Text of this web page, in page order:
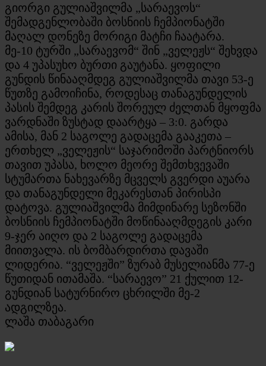
გიორგი გულიაშვილმა „სარაევოს“
შემადგენლობაში ბოსნიის ჩემპიონატში
მაღალ დონეზე მორიგი მატჩი ჩაატარა.
მე-10 ტურში „სარაევომ“ შინ „ველეჟს“ შეხვდა
და 4 უპასუხო ბურთი გაუტანა. ყოფილი
გუნდის წინააღმდეგ გულიაშვილმა თავი 53-ე
წუთზე გამოიჩინა, როდესაც თანაგუნდელის
პასის შემდეგ კარის შორეულ ძელთან მყოფმა
ვარდნაში ზუსტად დაარტყა – 3:0. გარდა
ამისა, მან 2 საგოლე გადაცემა გააკეთა –
ერთხელ „ველეჟის“ საჯარიმოში პარტნიორს
თავით უპასა, ხოლო მეორე შემთხვევაში
სტუმართა ნახევარზე მცველს გვერდი აუარა
და თანაგუნდელი მეკარესთან პირისპი
დატოვა. გულიაშვილმა მიმდინარე სეზონში
ბოსნიის ჩემპიონატში მოწინააღმდეგის კარი
9-ჯერ აიღო და 2 საგოლე გადაცემა
მიითვალა. ის ბომბარდირთა დავაში
ლიდერია. “ველეჟში” ზურაბ მუსელიანმა 77-ე
წუთიდან ითამაშა. “სარაევო” 21 ქულით 12-
გუნდიან სატურნირო ცხრილში მე-2
ადგილზეა.
ლაშა თაბაგარი